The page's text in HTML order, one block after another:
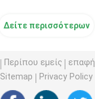
Δείτε περισσότερων
Περίπου εμείς επαφή
Sitemap
Privacy Policy